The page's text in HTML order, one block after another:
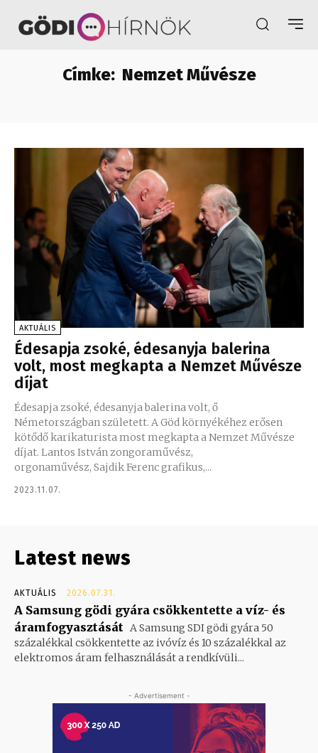
Címke: Nemzet Művésze
AKTUÁLIS
Édesapja zsoké, édesanyja balerina
volt, most megkapta a Nemzet Művésze
díjat
Édesapja zsoké, édesanyja balerina volt, ő
Németországban született. A Göd környékéhez erősen
kötődő karikaturista most megkapta a Nemzet Művésze
díjat. Lantos István zongoraművész,
orgonaművész, Sajdik Ferenc grafikus,...
2023.11.07.
Latest news
AKTUÁLIS 2026.07.31.
A Samsung gödi gyára csökkentette a víz- és
áramfogyasztását A Samsung SDI gödi gyára 50
százalékkal csökkentette az ivóvíz és 10 százalékkal az
elektromos áram felhasználását a rendkívüli...
- Advertisement -